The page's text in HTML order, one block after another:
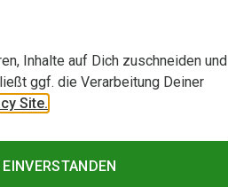
Inhalte auf Dich zuschneiden und
ggf. die Verarbeitung Deiner
Site.
EINVERSTANDEN